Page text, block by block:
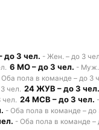
до 3 чел. - Жен. – до 3
6 МО – до 3 чел. - Муж.
Оба пола в команде – до 3
чел. 24 ЖУВ – до 3 чел.
чел. 24 МСВ – до 3 чел.
- Оба пола в команде – до
- Оба пола в команде –